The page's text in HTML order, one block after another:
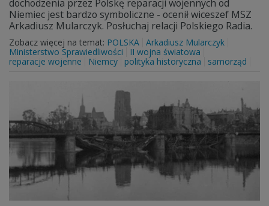
dochodzenia przez Polskę reparacji wojennych od
Niemiec jest bardzo symboliczne - ocenił wiceszef MSZ
Arkadiusz Mularczyk. Posłuchaj relacji Polskiego Radia.
Zobacz więcej na temat: POLSKA Arkadiusz Mularczyk
Ministerstwo Sprawiedliwości
II wojna światowa
reparacje wojenne
Niemcy polityka historyczna samorząd